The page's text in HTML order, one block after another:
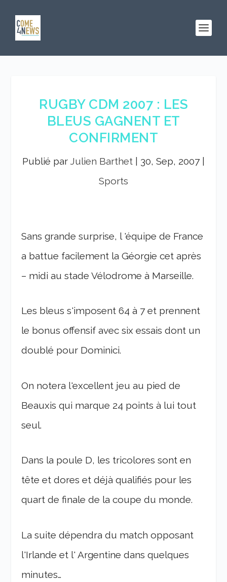
RUGBY CDM 2007 : LES
BLEUS GAGNENT ET
CONFIRMENT
Publié par Julien Barthet 30, Sep, 2007
Sports
Sans grande surprise, l 'équipe de France
a battue facilement la Géorgie cet après
– midi au stade Vélodrome à Marseille.
Les bleus s'imposent 64 à 7 et prennent
le bonus offensif avec six essais dont un
doublé pour Dominici.
On notera l'excellent jeu au pied de
Beauxis qui marque 24 points à lui tout
seul.
Dans la poule D, les tricolores sont en
tête et dores et déjà qualifiés pour les
quart de finale de la coupe du monde.
La suite dépendra du match opposant
l'Irlande et l' Argentine dans quelques
minutes…